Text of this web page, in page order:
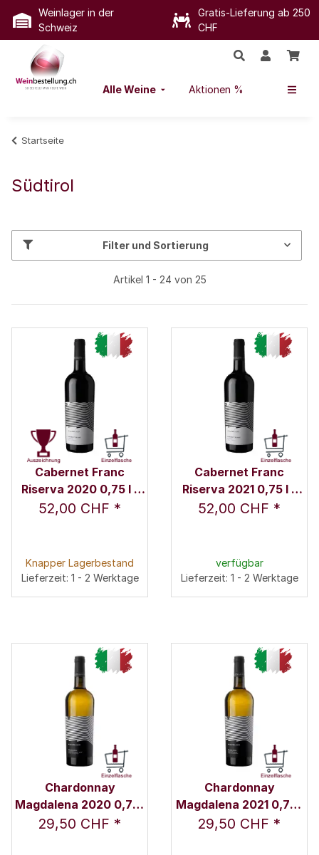
Weinlager in der
Schweiz
Gratis-Lieferung ab 250
CHF
Alle Weine Aktionen %
Startseite
Südtirol
Filter und Sortierung
Artikel 1 - 24 von 25
Cabernet Franc
Riserva 2020 0,75 l -
Weingut Nicolussi-
52,00 CHF *
Knapper Lagerbestand
Lieferzeit: 1 - 2 Werktage
Cabernet Franc
Riserva 2021 0,75 l -
Weingut Nicolussi-
52,00 CHF *
verfügbar
Lieferzeit: 1 - 2 Werktage
Chardonnay
Magdalena 2020 0,75 l
- Weingut Nicolussi-
29,50 CHF *
Chardonnay
Magdalena 2021 0,75 l
- Weingut Nicolussi-
29,50 CHF *